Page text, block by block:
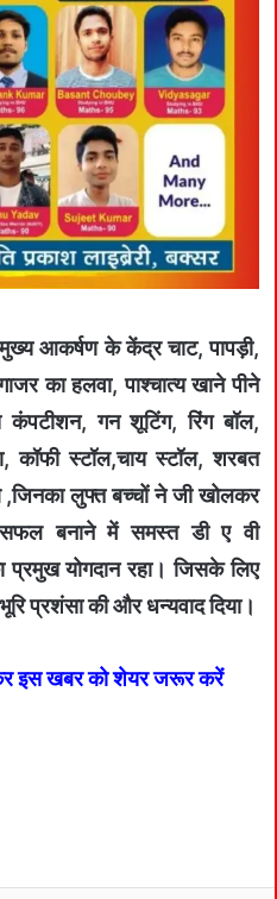
आकर्षण के केंद्र चाट, पापड़ी,
का हलवा, पाश्चात्य खाने पीने
गन शूटिंग, रिंग बॉल,
कॉफी स्टॉल,चाय स्टॉल, शरबत
,जिनका लुफ्त बच्चों ने जी खोलकर
बनाने में समस्त डी ए वी
प्रमुख योगदान रहा। जिसके लिए
प्रशंसा की और धन्यवाद दिया।
इस खबर को शेयर जरूर करें